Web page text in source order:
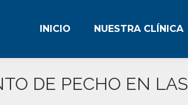
INICIO NUESTRA CLÍNICA
DE PECHO EN LAS
INICIO NUESTRA CLÍNICA